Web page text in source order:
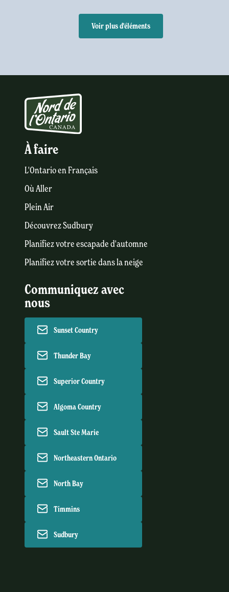
Voir plus d'éléments
À faire
L'Ontario en Français
Où Aller
Plein Air
Découvrez Sudbury
Planifiez votre escapade d'automne
Planifiez votre sortie dans la neige
Communiquez avec
nous
Sunset Country
Thunder Bay
Superior Country
Algoma Country
Sault Ste Marie
Northeastern Ontario
North Bay
Timmins
Sudbury